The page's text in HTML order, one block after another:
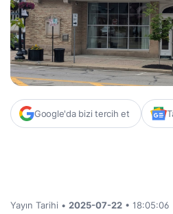
Google'da bizi tercih et
Yayın Tarihi • 2025-07-22 • 18:05:06